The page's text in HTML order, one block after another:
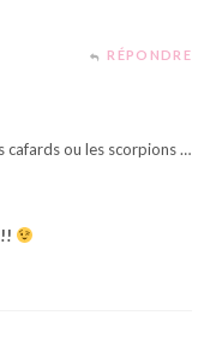
RÉPONDRE
cafards ou les scorpions …